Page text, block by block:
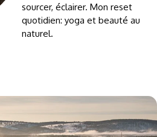
sourcer, éclairer. Mon reset
quotidien: yoga et beauté au
naturel.